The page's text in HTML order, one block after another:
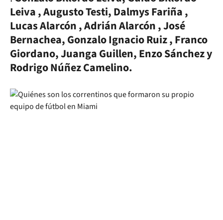
Leiva , Augusto Testi, Dalmys Fariña ,
Lucas Alarcón , Adrián Alarcón , José
Bernachea, Gonzalo Ignacio Ruiz , Franco
Giordano, Juanga Guillen, Enzo Sánchez y
Rodrigo Núñez Camelino.